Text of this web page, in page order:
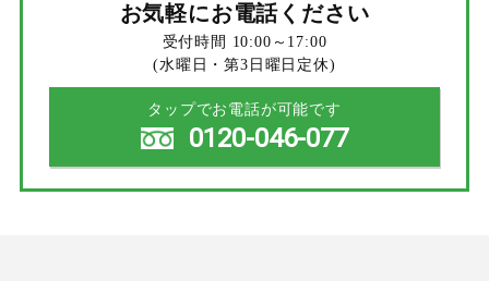
お気軽にお電話ください
受付時間 10:00～17:00
(水曜日・第3日曜日定休)
タップでお電話が可能です
0120-046-077